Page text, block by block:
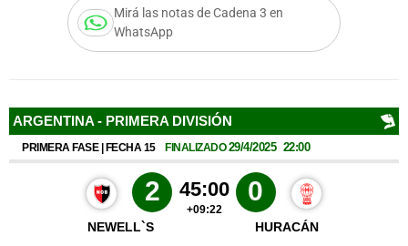
Mirá las notas de Cadena 3 en
WhatsApp
Notas
Mundial 2026
La Sole en
Cadena 3